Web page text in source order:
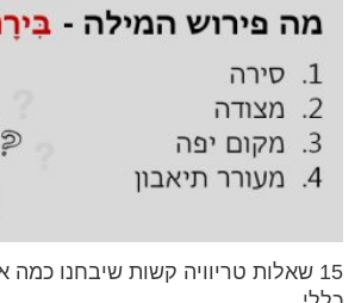
15 שאלות טריוויה קשות שיבחנו